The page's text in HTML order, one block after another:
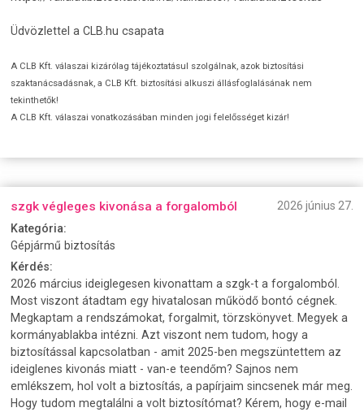
Üdvözlettel a CLB.hu csapata
A CLB Kft. válaszai kizárólag tájékoztatásul szolgálnak, azok biztosítási
szaktanácsadásnak, a CLB Kft. biztosítási alkuszi állásfoglalásának nem
tekinthetők!
A CLB Kft. válaszai vonatkozásában minden jogi felelősséget kizár!
szgk végleges kivonása a forgalomból
2026 június 27.
Kategória:
Gépjármű biztosítás
Kérdés:
2026 március ideiglegesen kivonattam a szgk-t a forgalomból.
Most viszont átadtam egy hivatalosan működő bontó cégnek.
Megkaptam a rendszámokat, forgalmit, törzskönyvet. Megyek a
kormányablakba intézni. Azt viszont nem tudom, hogy a
biztosítással kapcsolatban - amit 2025-ben megszüntettem az
ideiglenes kivonás miatt - van-e teendőm? Sajnos nem
emlékszem, hol volt a biztosítás, a papírjaim sincsenek már meg.
Hogy tudom megtalálni a volt biztosítómat? Kérem, hogy e-mail